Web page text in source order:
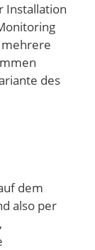
Installation
des
dem
also per